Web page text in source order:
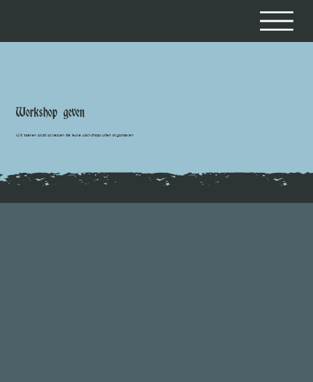
Workshop geven
Wij zoeken altijd artiesten die leuke workshops willen organiseren